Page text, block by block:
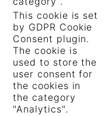
This cookie is set
by GDPR Cookie
Consent plugin.
The cookie is
used to store the
user consent for
the cookies in
the category
"Analytics".